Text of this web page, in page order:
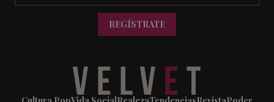
REGÍSTRATE